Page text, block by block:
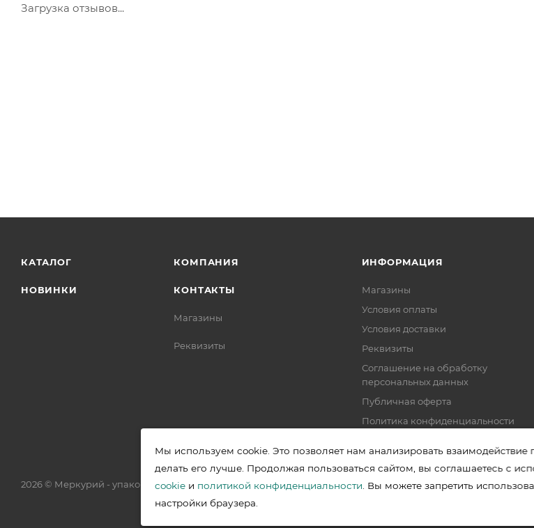
Загрузка отзывов...
КАТАЛОГ
НОВИНКИ
КОМПАНИЯ
КОНТАКТЫ
Магазины
Реквизиты
ИНФОРМАЦИЯ
Магазины
Условия оплаты
Условия доставки
Реквизиты
Соглашение на обработку
персональных данных
Публичная оферта
Политика конфиденциальности
2026 © Меркурий - упаковочная продукция от ведущих производителей в Уфе
Мы используем cookie. Это позволяет нам анализировать взаимодействие
делать его лучше. Продолжая пользоваться сайтом, вы соглашаетесь с
cookieи политикой конфиденциальности . Вы можете запретить
настройки браузера.